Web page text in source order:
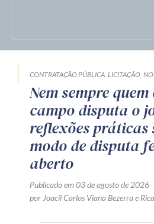
CONTRATAÇÃO PÚBLICA LICITAÇÃO
Nem sempre
campo disputa o
reflexões práticas
modo de disputa
aberto
Publicado em 03 de agosto de 2026
por Joacil Carlos Viana Bezerrae